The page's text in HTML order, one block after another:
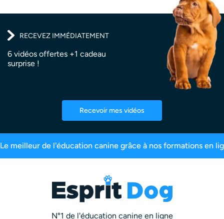
RECEVEZ IMMÉDIATEMENT
6 vidéos offertes +1 cadeau
surprise !
Recevoir mes vidéos
99,6% de satisfaction 2,5 millions
N°1 de l'éducation canine en ligne